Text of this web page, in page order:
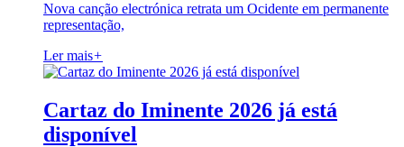
Nova canção electrónica retrata um Ocidente em permanente
representação,
Ler mais+
Cartaz do Iminente 2026 já está
disponível